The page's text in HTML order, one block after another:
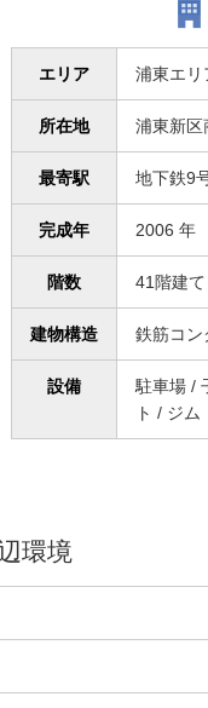
エリア 浦東エリ
所在地 浦東新区
最寄駅 地下鉄9
完成年 2006 年
階数 41階建て
建物構造 鉄筋コン
設備
駐車場 /
ト / ジム
環境